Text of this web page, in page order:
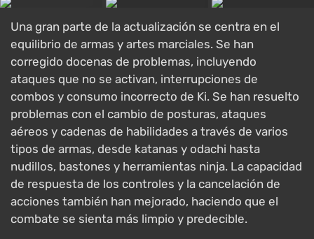
Una gran parte de la actualización se centra en el
equilibrio de armas y artes marciales. Se han
corregido docenas de problemas, incluyendo
ataques que no se activan, interrupciones de
combos y consumo incorrecto de Ki. Se han resuelto
problemas con el cambio de posturas, ataques
aéreos y cadenas de habilidades a través de varios
tipos de armas, desde katanas y odachi hasta
nudillos, bastones y herramientas ninja. La capacidad
de respuesta de los controles y la cancelación de
acciones también han mejorado, haciendo que el
combate se sienta más limpio y predecible.